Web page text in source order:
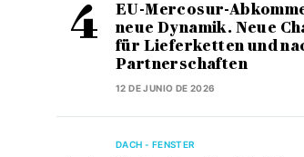
EU-Mercosur-
neue Dynamik. Neue
für Lieferketten und
Partnerschaften
12 DE JUNIO DE 2026
DACH - FENSTER